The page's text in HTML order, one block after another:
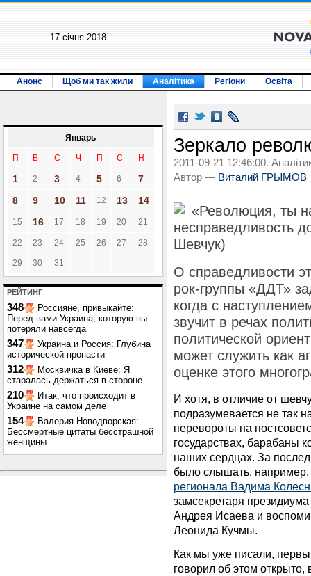
17 січня 2018
Анонс Щоб ми так жили Аналітика Регіони Освіта
Январь
П В С Ч П С Н
1 2 3 4 5 6
7
8
9 10 11 12 13 14
15 16 17 18 19 20 21
22 23 24 25 26 27 28
29 30 31
РЕЙТИНГ
348
Россияне, привыкайте:
Перед вами Украина, которую вы
потеряли навсегда
347
Украина и Россия: Глубина
исторической пропасти
312
Москвичка в Киеве: Я
старалась держаться в стороне...
210
Итак, что происходит в
Украине на самом деле
154
Валерия Новодворская:
Бессмертные цитаты бесстрашной
женщины
Зеркало
2011-09-21 12:46:00.
Автор — Виталий ГРЫМОВ
«Революция, ты
несправедливость
Шевчук)
О справедливости
рок-группы «ДДТ»
когда с
звучит в речах
политической
может служить как
оценке этого
И хотя, в отличие от
подразумевается не так
перевороты на
государствах, барабаны
наших сердцах. За
было слышать,
регионала Вадима
замсекретаря
Андрея Исаева и
Леонида Кучмы.
Как мы уже писали,
говорил об этом открыто,